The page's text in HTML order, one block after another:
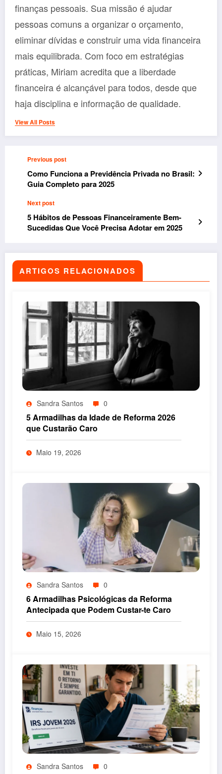
finanças pessoais. Sua missão é ajudar
pessoas comuns a organizar o orçamento,
eliminar dívidas e construir uma vida financeira
mais equilibrada. Com foco em estratégias
práticas, Miriam acredita que a liberdade
financeira é alcançável para todos, desde que
haja disciplina e informação de qualidade.
View All Posts
Previous post
Como Funciona a Previdência Privada no Brasil:
Guia Completo para 2025
Next post
5 Hábitos de Pessoas Financeiramente Bem-
Sucedidas Que Você Precisa Adotar em 2025
ARTIGOS RELACIONADOS
Sandra Santos 0
5 Armadilhas da Idade de Reforma 2026
que Custarão Caro
Maio 19, 2026
Sandra Santos 0
6 Armadilhas Psicológicas da Reforma
Antecipada que Podem Custar-te Caro
Maio 15, 2026
Sandra Santos 0